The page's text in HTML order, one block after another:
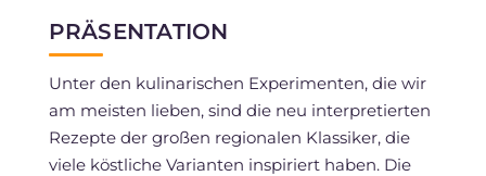
PRÄSENTATION
Unter den kulinarischen Experimenten, die wir
am meisten lieben, sind die neu interpretierten
Rezepte der großen regionalen Klassiker, die
viele köstliche Varianten inspiriert haben. Die